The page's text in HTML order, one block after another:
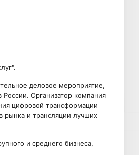
деловое мероприятие,
Организатор компания
цифровой трансформации
и трансляции лучших
и среднего бизнеса,